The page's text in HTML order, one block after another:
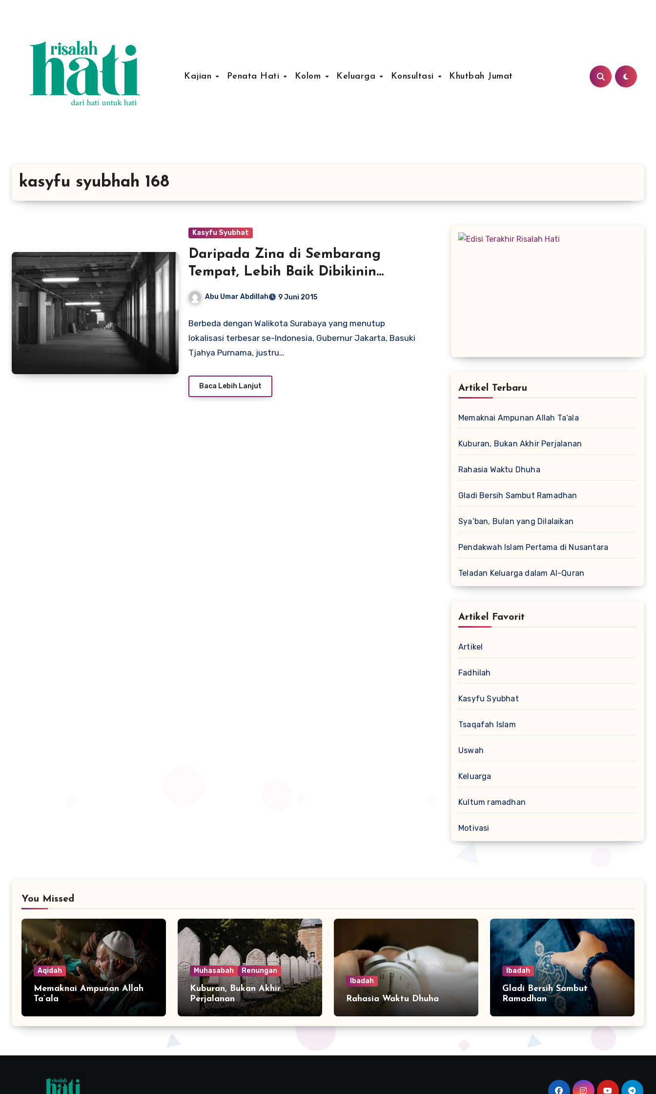
Kajian Penata Hati Kolom Keluarga Konsultasi Khutbah Jumat
kasyfu syubhah 168
Kasyfu Syubhat
Daripada Zina di Sembarang
Tempat, Lebih Baik Dibikinin
Tempat
Abu Umar Abdillah 9 Juni 2015
Berbeda dengan Walikota Surabaya yang menutup
lokalisasi terbesar se-Indonesia, Gubernur Jakarta, Basuki
Tjahya Purnama, justru…
Baca Lebih Lanjut Artikel Terbaru
Memaknai Ampunan Allah Ta’ala
Kuburan, Bukan Akhir Perjalanan
Rahasia Waktu Dhuha
Gladi Bersih Sambut Ramadhan
Sya’ban, Bulan yang Dilalaikan
Pendakwah Islam Pertama di Nusantara
Teladan Keluarga dalam Al-Quran
Artikel Favorit
Artikel
Fadhilah
Kasyfu Syubhat
Tsaqafah Islam
Uswah
Keluarga
Kultum ramadhan
Motivasi
You Missed
Aqidah
Memaknai Ampunan Allah
Ta’ala
Muhasabah Renungan
Kuburan, Bukan Akhir
Perjalanan
Ibadah
Rahasia Waktu Dhuha
Ibadah
Gladi Bersih Sambut
Ramadhan